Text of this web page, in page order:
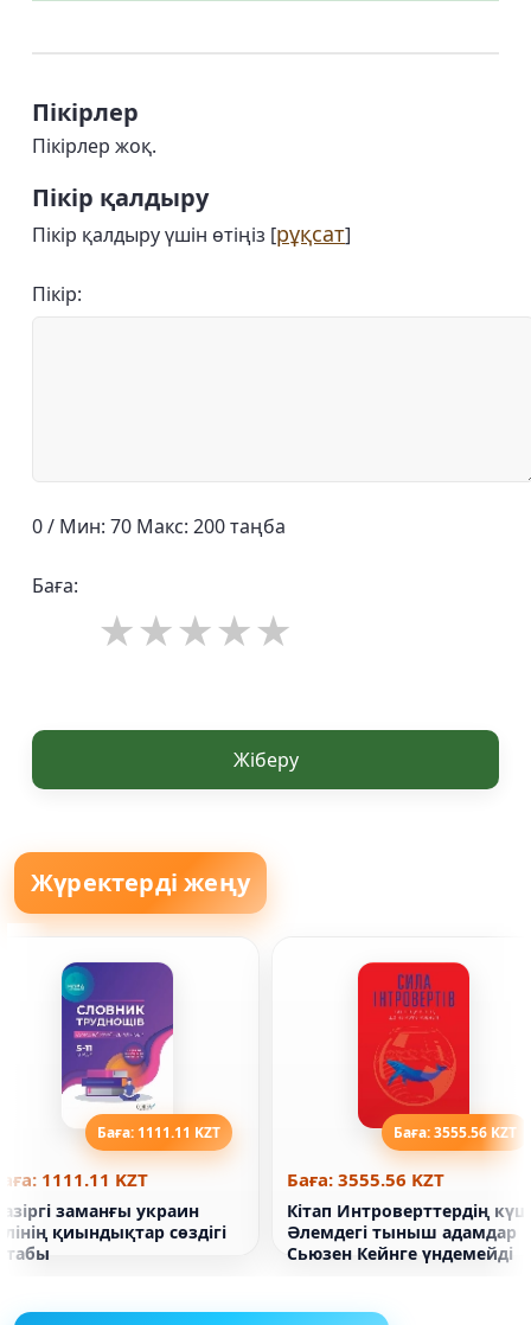
Пікірлер
Пікірлер жоқ.
Пікір қалдыру
Пікір қалдыру үшін өтіңіз [рұқсат]
Пікір:
0 / Мин: 70 Макс: 200 таңба
Баға:
Жіберу
Жүректерді жеңу
Баға: 1111.11 KZT
1111.11 KZT
заманғы украин
қиындықтар сөздігі
Баға: 3555.56 KZT
Баға: 3555.56 KZT
Кітап Интроверттердің
Әлемдегі тыныш адамдар
Сьюзен Кейнге үндемейді